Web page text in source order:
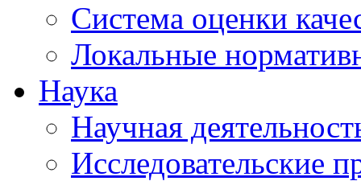
Система оценки
Локальные
Наука
Научная
Исследовательские